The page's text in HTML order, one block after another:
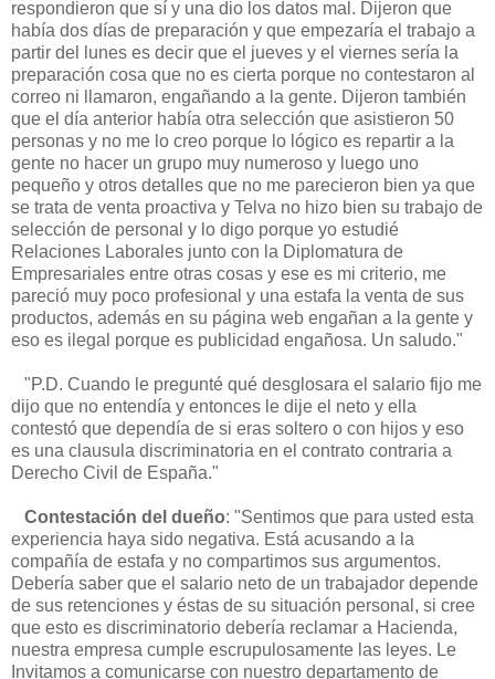
respondieron que sí y una dio los datos mal. Dijeron que
había dos días de preparación y que empezaría el trabajo a
partir del lunes es decir que el jueves y el viernes sería la
preparación cosa que no es cierta porque no contestaron al
correo ni llamaron, engañando a la gente. Dijeron también
que el día anterior había otra selección que asistieron 50
personas y no me lo creo porque lo lógico es repartir a la
gente no hacer un grupo muy numeroso y luego uno
pequeño y otros detalles que no me parecieron bien ya que
se trata de venta proactiva y Telva no hizo bien su trabajo de
selección de personal y lo digo porque yo estudié
Relaciones Laborales junto con la Diplomatura de
Empresariales entre otras cosas y ese es mi criterio, me
pareció muy poco profesional y una estafa la venta de sus
productos, además en su página web engañan a la gente y
eso es ilegal porque es publicidad engañosa. Un saludo."
"P.D. Cuando le pregunté qué desglosara el salario fijo me
dijo que no entendía y entonces le dije el neto y ella
contestó que dependía de si eras soltero o con hijos y eso
es una clausula discriminatoria en el contrato contraria a
Derecho Civil de España."
Contestación del dueño: "Sentimos que para usted esta
experiencia haya sido negativa. Está acusando a la
compañía de estafa y no compartimos sus argumentos.
Debería saber que el salario neto de un trabajador depende
de sus retenciones y éstas de su situación personal, si cree
que esto es discriminatorio debería reclamar a Hacienda,
nuestra empresa cumple escrupulosamente las leyes. Le
Invitamos a comunicarse con nuestro departamento de